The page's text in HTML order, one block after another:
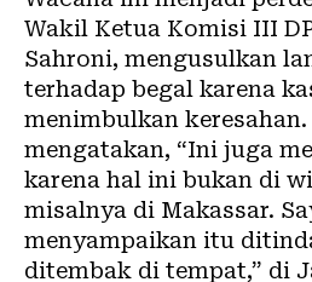
Wakil Ketua Komisi III
Sahroni, mengusulkan
terhadap begal karena
menimbulkan
mengatakan, “Ini juga
karena hal ini bukan di
misalnya di Makassar.
menyampaikan itu
ditembak di tempat,” di